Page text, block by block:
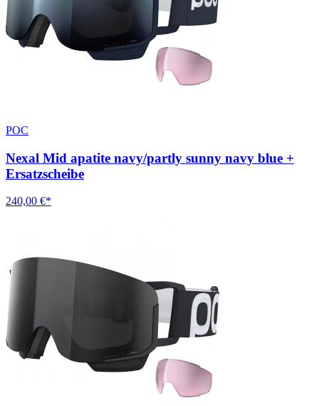
POC
Nexal Mid apatite navy/partly sunny navy blue +
Ersatzscheibe
240,00 €*